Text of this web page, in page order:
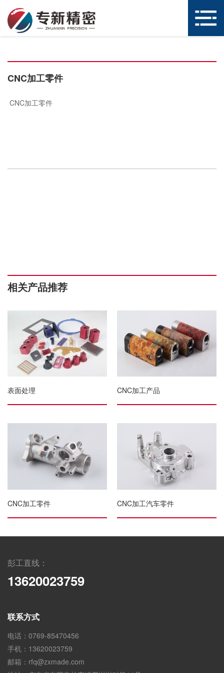
CNC加工零件
CNC加工零件
相关产品推荐
表面处理 CNC加工产品
CNC加工零件 CNC加工汽车零件
彭工直线：
13620023759
联系方式
电话：0769-85470456
手机：13620023759
邮箱：rfq@zxmade.com